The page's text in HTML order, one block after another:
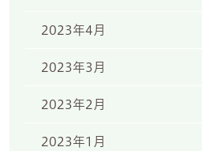
2023年4月
2023年3月
2023年2月
2023年1月